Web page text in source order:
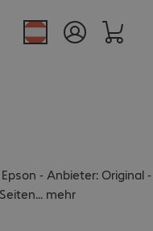
- Anbieter: Original -
... mehr